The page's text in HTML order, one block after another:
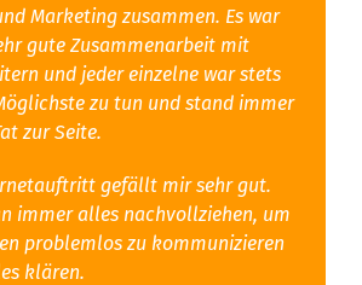
Marketing zusammen. Es war
gute Zusammenarbeit mit
und jeder einzelne war stets
zu tun und stand immer
zur Seite.
gefällt mir sehr gut.
immer alles nachvollziehen, um
problemlos zu kommunizieren
klären.